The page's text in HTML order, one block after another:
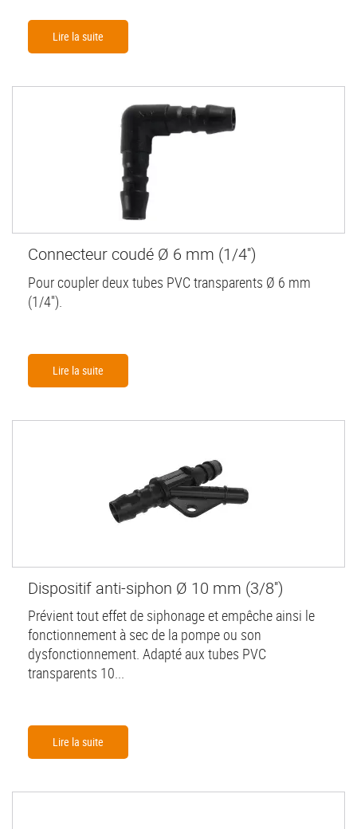
Lire la suite
Connecteur coudé Ø 6 mm (1/4'')
Pour coupler deux tubes PVC transparents Ø 6 mm
(1/4'').
Lire la suite
Dispositif anti-siphon Ø 10 mm (3/8'')
Prévient tout effet de siphonage et empêche ainsi le
fonctionnement à sec de la pompe ou son
dysfonctionnement. Adapté aux tubes PVC
transparents 10...
Lire la suite